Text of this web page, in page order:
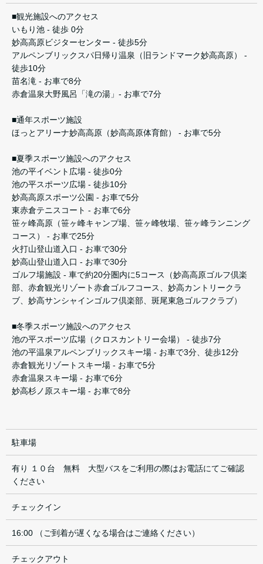
■観光施設へのアクセス
いもり池 - 徒歩 0分
妙高高原ビジターセンター - 徒歩5分
アルペンブリックスパ日帰り温泉（旧ランドマーク妙高高原） -
徒歩10分
苗名滝 - お車で8分
赤倉温泉大野風呂「滝の湯」- お車で7分
■通年スポーツ施設
ほっとアリーナ妙高高原（妙高高原体育館） - お車で5分
■夏季スポーツ施設へのアクセス
池の平イベント広場 - 徒歩0分
池の平スポーツ広場 - 徒歩10分
妙高高原スポーツ公園 - お車で5分
東赤倉テニスコート - お車で6分
笹ヶ峰高原（笹ヶ峰キャンプ場、笹ヶ峰牧場、笹ヶ峰ランニング
コース） - お車で25分
火打山登山道入口 - お車で30分
妙高山登山道入口 - お車で30分
ゴルフ場施設 - 車で約20分圏内に5コース（妙高高原ゴルフ倶楽
部、赤倉観光リゾート赤倉ゴルフコース、妙高カントリークラ
ブ、妙高サンシャインゴルフ倶楽部、斑尾東急ゴルフクラブ）
■冬季スポーツ施設へのアクセス
池の平スポーツ広場（クロスカントリー会場） - 徒歩7分
池の平温泉アルペンブリックスキー場 - お車で3分、徒歩12分
赤倉観光リゾートスキー場 - お車で5分
赤倉温泉スキー場 - お車で6分
妙高杉ノ原スキー場 - お車で8分
駐車場
有り １０台 無料 大型バスをご利用の際はお電話にてご確認
ください
チェックイン
16:00 （ご到着が遅くなる場合はご連絡ください）
チェックアウト